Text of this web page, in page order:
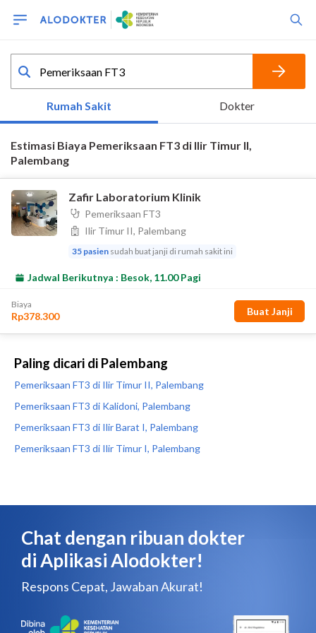
Paling dicari di Palembang
Pemeriksaan FT3 di Ilir Timur II, Palembang
Pemeriksaan FT3 di Kalidoni, Palembang
Pemeriksaan FT3 di Ilir Barat I, Palembang
Pemeriksaan FT3 di Ilir Timur I, Palembang